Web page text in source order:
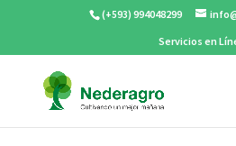
(+593) 994048299
Servicios en